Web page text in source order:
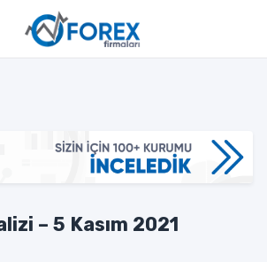
– 5 Kasım 2021